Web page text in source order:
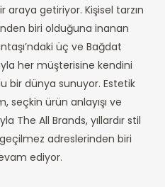
getiriyor. Kişisel tarzın
biri olduğuna inanan
üç ve Bağdat
her müşterisine kendini
bir dünya sunuyor. Estetik
seçkin ürün anlayışı ve
The All Brands, yıllardır stil
adreslerinden biri
ediyor.